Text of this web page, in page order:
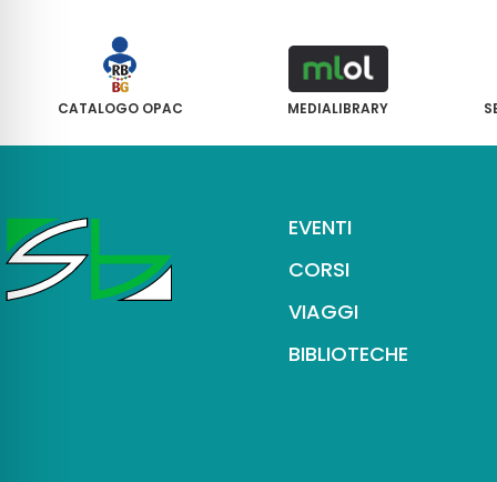
CATALOGO OPAC MEDIALIBRARY
EVENTI
CORSI
VIAGGI
BIBLIOTECHE